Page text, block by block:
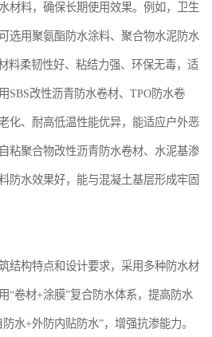
材料，确保长期使用效果。例如，卫生
选用聚氨酯防水涂料、聚合物水泥防水
料柔韧性好、粘结力强、环保无毒，适
SBS改性沥青防水卷材、TPO防水卷
化、耐高低温性能优异，能适应户外恶
粘聚合物改性沥青防水卷材、水泥基渗
防水效果好，能与混凝土基层形成牢固
结构特点和设计要求，采用多种防水材
“卷材+涂膜”复合防水体系，提高防水
水+外防内贴防水”，增强抗渗能力。